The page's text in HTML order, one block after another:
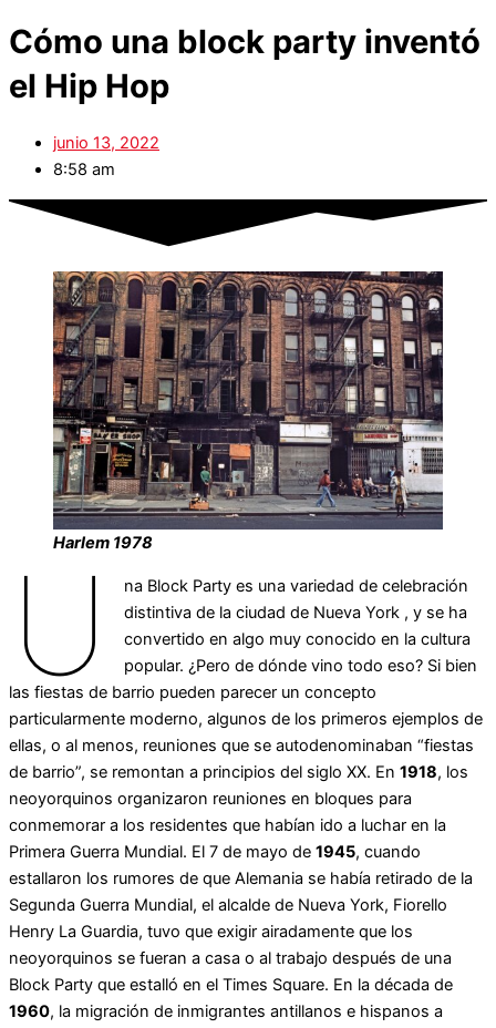
Cómo una block party inventó
el Hip Hop
junio 13, 2022
8:58 am
Harlem 1978
U
na Block Party es una variedad de celebración
distintiva de la ciudad de Nueva York , y se ha
convertido en algo muy conocido en la cultura
popular. ¿Pero de dónde vino todo eso? Si bien
las fiestas de barrio pueden parecer un concepto
particularmente moderno, algunos de los primeros ejemplos de
ellas, o al menos, reuniones que se autodenominaban “fiestas
de barrio”, se remontan a principios del siglo XX. En 1918, los
neoyorquinos organizaron reuniones en bloques para
conmemorar a los residentes que habían ido a luchar en la
Primera Guerra Mundial. El 7 de mayo de 1945, cuando
estallaron los rumores de que Alemania se había retirado de la
Segunda Guerra Mundial, el alcalde de Nueva York, Fiorello
Henry La Guardia, tuvo que exigir airadamente que los
neoyorquinos se fueran a casa o al trabajo después de una
Block Party que estalló en el Times Square. En la década de
1960, la migración de inmigrantes antillanos e hispanos a